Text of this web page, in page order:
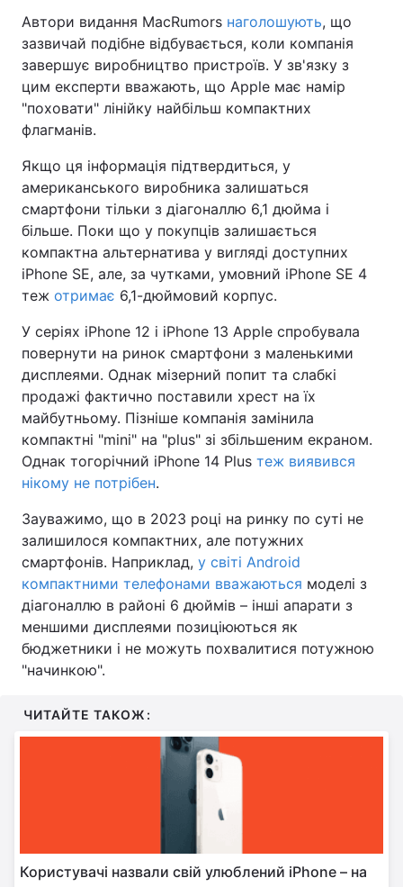
Автори видання MacRumors наголошують, що
зазвичай подібне відбувається, коли компанія
завершує виробництво пристроїв. У зв'язку з
цим експерти вважають, що Apple має намір
"поховати" лінійку найбільш компактних
флагманів.
Якщо ця інформація підтвердиться, у
американського виробника залишаться
смартфони тільки з діагоналлю 6,1 дюйма і
більше. Поки що у покупців залишається
компактна альтернатива у вигляді доступних
iPhone SE, але, за чутками, умовний iPhone SE 4
теж отримає 6,1-дюймовий корпус.
У серіях iPhone 12 і iPhone 13 Apple спробувала
повернути на ринок смартфони з маленькими
дисплеями. Однак мізерний попит та слабкі
продажі фактично поставили хрест на їх
майбутньому. Пізніше компанія замінила
компактні "mini" на "plus" зі збільшеним екраном.
Однак тогорічний iPhone 14 Plus теж виявився
нікому не потрібен.
Зауважимо, що в 2023 році на ринку по суті не
залишилося компактних, але потужних
смартфонів. Наприклад, у світі Android
компактними телефонами вважаються моделі з
діагоналлю в районі 6 дюймів – інші апарати з
меншими дисплеями позиціюються як
бюджетники і не можуть похвалитися потужною
"начинкою".
ЧИТАЙТЕ ТАКОЖ:
Користувачі назвали свій улюблений iPhone – на